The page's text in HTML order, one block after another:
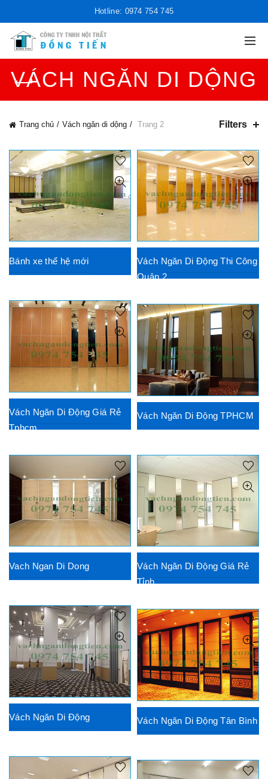
Hotline: 0974 754 745
VÁCH NGĂN DI DỘNG
Trang chủ Vách ngăn di dộng Trang 2 Filters
Bánh xe thế hệ mới
Vách Ngăn Di Động Thi Công
Quận 2
Vách Ngăn Di Động Giá Rẻ
Tphcm
Vách Ngăn Di Động TPHCM
Vach Ngan Di Dong
Vách Ngăn Di Động Giá Rẻ
Tỉnh
Vách Ngăn Di Động Vách Ngăn Di Động Tân Bình